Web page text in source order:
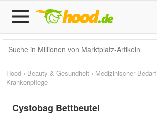
Hood › Beauty & Gesundheit › Medizinischer Bedarf
Krankenpflege
Cystobag Bettbeutel